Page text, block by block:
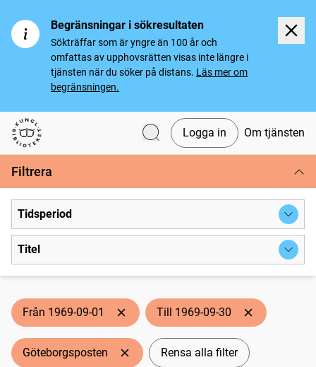
Begränsningar i sökresultaten
Sökträffar som är yngre än 100 år och
omfattas av upphovsrätten visas inte längre i
tjänsten när du söker på distans. Läs mer om
begränsningen.
Svenska tidningar
Logga in Om tjänsten
Filtrera
Tidsperiod
Titel
Från 1969-09-01 Till 1969-09-30
Göteborgsposten Rensa alla filter